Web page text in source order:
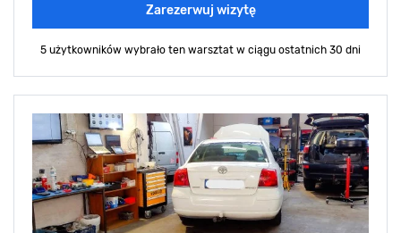
Zarezerwuj wizytę
5 użytkowników wybrało ten warsztat w ciągu ostatnich 30 dni